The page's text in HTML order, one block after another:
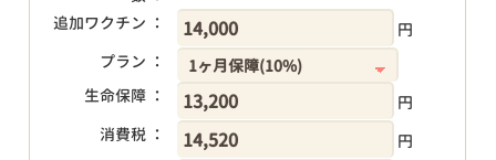
追加ワクチン ：
円
プラン ：
生命保障 ：
円
消費税 ：
円